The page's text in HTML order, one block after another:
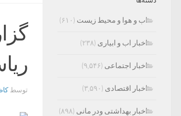
توسط
اب و هوا و محیط زیست (۶۱۰)
اخبار اب و ابیاری (۲۳۸)
اخبار اجتماعی (۹,۵۴۶)
اخبار اقتصادی (۳,۵۹۰)
اخبار بهداشتی ودر مانی (۸۹۸)